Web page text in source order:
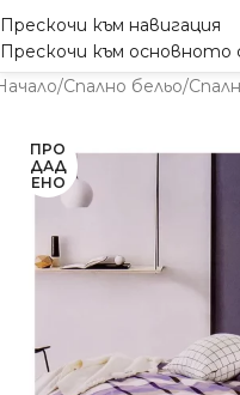
Прескочи към навигация
Прескочи към основното
/Спално бельо/
ПРО
ДАД
ЕНО